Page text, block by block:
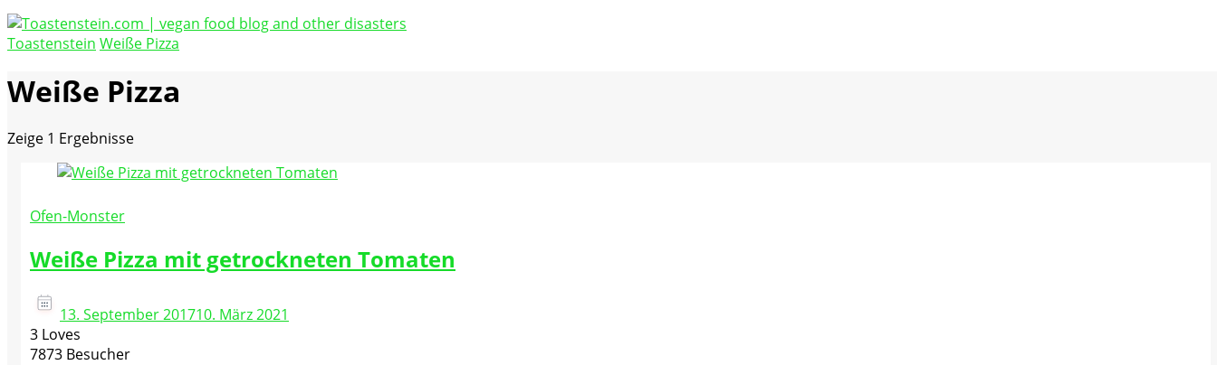
Toastenstein.com
Toastenstein Weiße Pizza
Weiße Pizza
Zeige 1 Ergebnisse
Ofen-Monster
Weiße Pizza mit getrockneten Tomaten
13. September 201710. März 2021
3 Loves
7873 Besucher